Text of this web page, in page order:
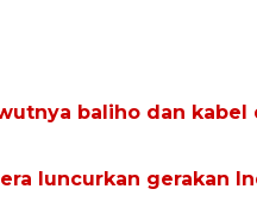
baliho dan kabel
luncurkan gerakan